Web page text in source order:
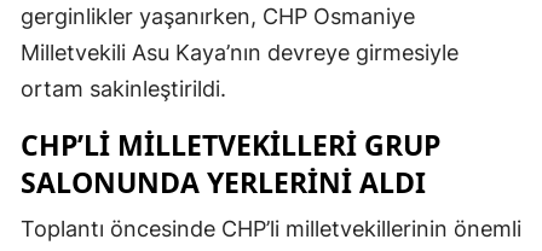
gerginlikler yaşanırken, CHP Osmaniye
Milletvekili Asu Kaya’nın devreye girmesiyle
ortam sakinleştirildi.
CHP’LI MILLETVEKILLERI GRUP
SALONUNDA YERLERINI ALDI
Toplantı öncesinde CHP’li milletvekillerinin önemli